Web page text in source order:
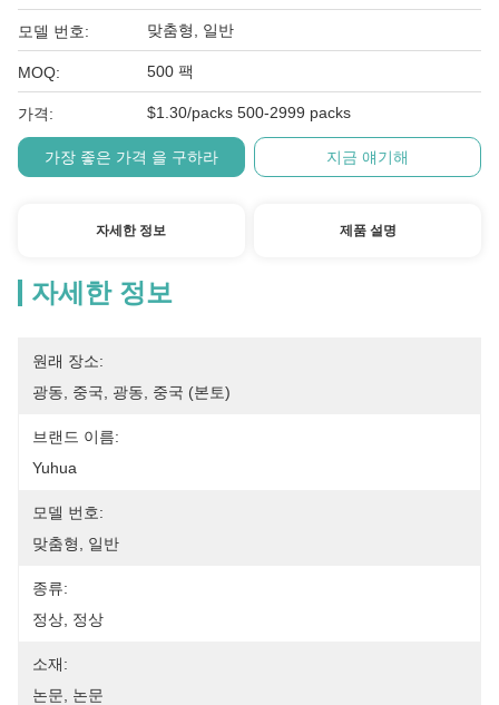
모델 번호: 맞춤형, 일반
MOQ: 500 팩
가격: $1.30/packs 500-2999 packs
가장 좋은 가격 을 구하라 지금 얘기해
자세한 정보 제품 설명
자세한 정보
원래 장소:
광동, 중국, 광동, 중국 (본토)
브랜드 이름:
Yuhua
모델 번호:
맞춤형, 일반
종류:
정상, 정상
소재:
논문, 논문